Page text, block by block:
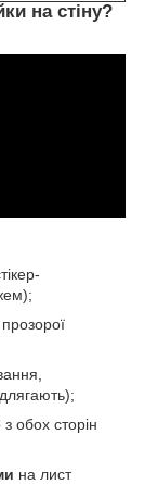
на стіну?
обох сторін
на лист